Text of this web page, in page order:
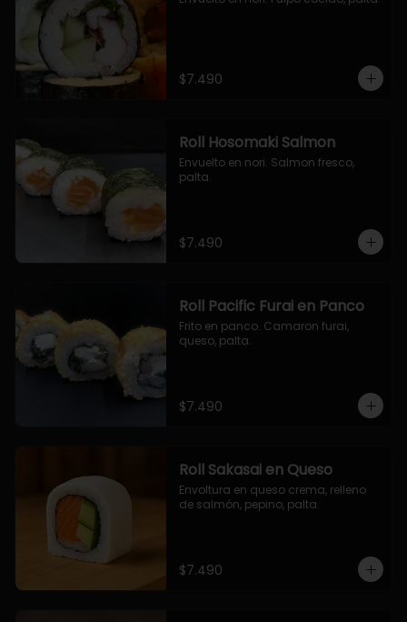
$7.490
Roll Hosomaki Salmon
Envuelto en nori. Salmon fresco,
palta.
$7.490
Roll Pacific Furai en Panco
Frito en panco. Camaron furai,
queso, palta.
$7.490
Roll Sakasai en Queso
Envoltura en queso crema, relleno
de salmón, pepino, palta.
$7.490